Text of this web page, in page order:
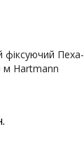
фіксуючий
м Hartmann